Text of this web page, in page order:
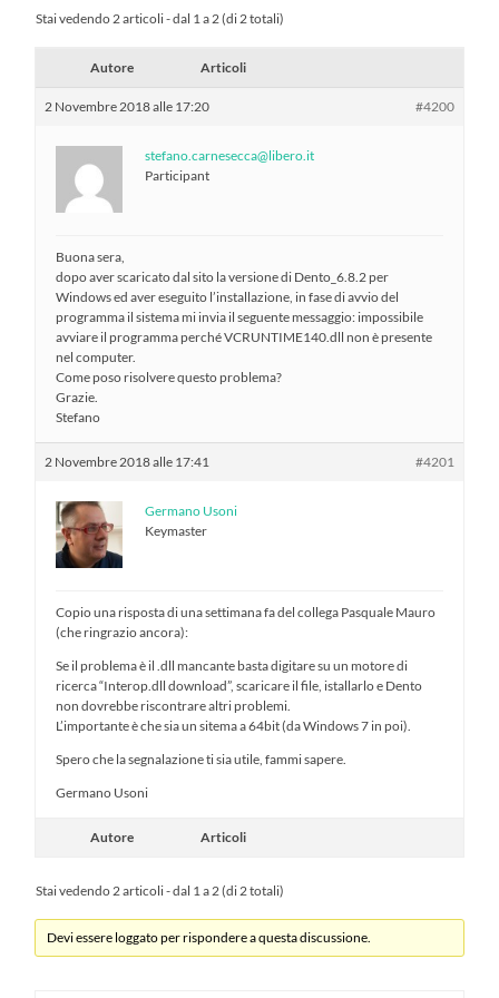
Stai vedendo 2 articoli - dal 1 a 2 (di 2 totali)
Autore Articoli
2 Novembre 2018 alle 17:20 #4200
stefano.carnesecca@libero.it
Participant
Buona sera,
dopo aver scaricato dal sito la versione di Dento_6.8.2 per
Windows ed aver eseguito l’installazione, in fase di avvio del
programma il sistema mi invia il seguente messaggio: impossibile
avviare il programma perché VCRUNTIME140.dll non è presente
nel computer.
Come poso risolvere questo problema?
Grazie.
Stefano
2 Novembre 2018 alle 17:41 #4201
Germano Usoni
Keymaster
Copio una risposta di una settimana fa del collega Pasquale Mauro
(che ringrazio ancora):
Se il problema è il .dll mancante basta digitare su un motore di
ricerca “Interop.dll download”, scaricare il file, istallarlo e Dento
non dovrebbe riscontrare altri problemi.
L’importante è che sia un sitema a 64bit (da Windows 7 in poi).
Spero che la segnalazione ti sia utile, fammi sapere.
Germano Usoni
Autore Articoli
Stai vedendo 2 articoli - dal 1 a 2 (di 2 totali)
Devi essere loggato per rispondere a questa discussione.